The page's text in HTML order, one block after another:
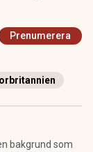
Prenumerera
bakgrund som